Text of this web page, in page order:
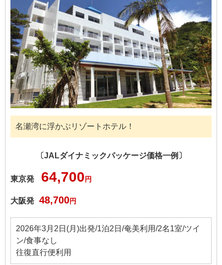
名瀬湾に浮かぶリゾートホテル！
〔JALダイナミックパッケージ価格一例〕
東京発 64,700円
大阪発 48,700円
2026年3月2日(月)出発/1泊2日/奄美利用/2名1室/ツイ
ン/食事なし
往復直行便利用